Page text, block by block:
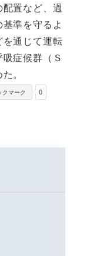
置など、過
準を守るよ
を通じて運転
症候群（Ｓ
。
0
クマーク